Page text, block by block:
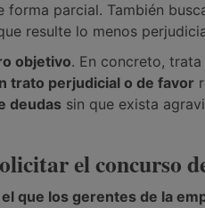
forma parcial. También
resulte lo menos
objetivo. En concreto,
trato perjudicial o de favor
deudas sin que exista
el concurso
que los gerentes de la